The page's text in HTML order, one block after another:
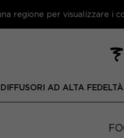
regione per visualizzare i
DIFFUSORI AD ALTA FEDELTÀ